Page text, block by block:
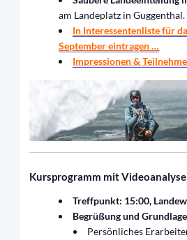
am Landeplatz in Guggenthal.
In Interessentenliste für
September eintragen …
Impressionen &
Kursprogramm mit
Treffpunkt: 15:00,
Begrüßung und
Persönliches